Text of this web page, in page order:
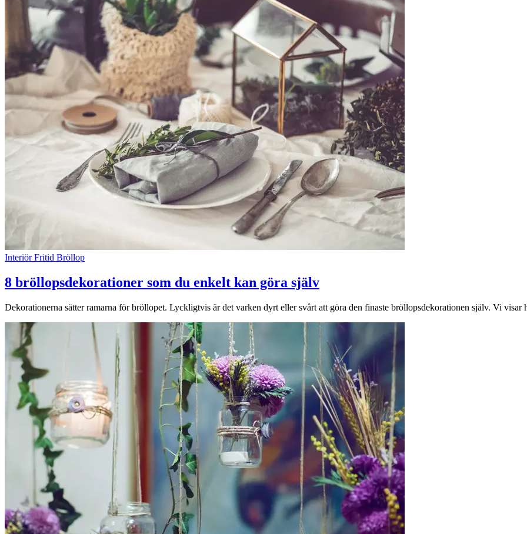
Interiör Fritid Bröllop
8 bröllopsdekorationer som du enkelt kan göra själv
Dekorationerna sätter ramarna för bröllopet. Lyckligtvis är det varken dyrt eller svårt att göra den finaste bröllopsdekorationen själv. Vi visar